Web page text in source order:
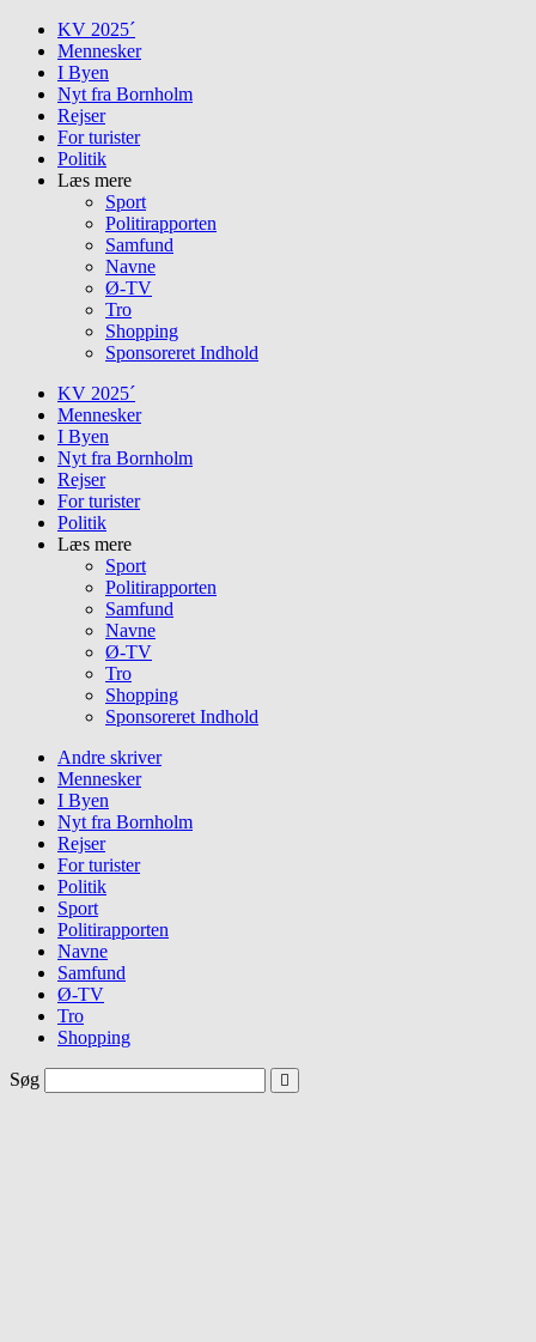
Skip
content
KV 2025´
Mennesker
I Byen
Nyt fra Bornholm
Rejser
For turister
Politik
Læs mere
Sport
Politirapporten
Samfund
Navne
Ø-TV
Tro
Shopping
Sponsoreret Indhold
KV 2025´
Mennesker
I Byen
Nyt fra Bornholm
Rejser
For turister
Politik
Læs mere
Sport
Politirapporten
Samfund
Navne
Ø-TV
Tro
Shopping
Sponsoreret Indhold
Andre skriver
Mennesker
I Byen
Nyt fra Bornholm
Rejser
For turister
Politik
Sport
Politirapporten
Navne
Samfund
Ø-TV
Tro
Shopping
Søg